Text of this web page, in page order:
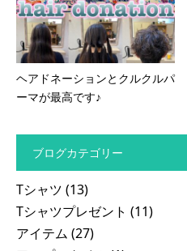
ヘアドネーションとクルクルパ
ーマが最高です♪
ブログカテゴリー
Tシャツ (13)
Tシャツプレゼント (11)
アイテム (27)